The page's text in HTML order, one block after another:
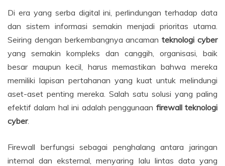
Di era yang serba digital ini, perlindungan terhadap data
dan sistem informasi semakin menjadi prioritas utama.
Seiring dengan berkembangnya ancamanteknologi cyber
yang semakin kompleks dan canggih, organisasi, baik
besar maupun kecil, harus memastikan bahwa mereka
memiliki lapisan pertahanan yang kuat untuk melindungi
aset-aset penting mereka. Salah satu solusi yang paling
efektif dalam hal ini adalah penggunaan firewall teknologi
cyber.
Firewall berfungsi sebagai penghalang antara jaringan
internal dan eksternal, menyaring lalu lintas data yang